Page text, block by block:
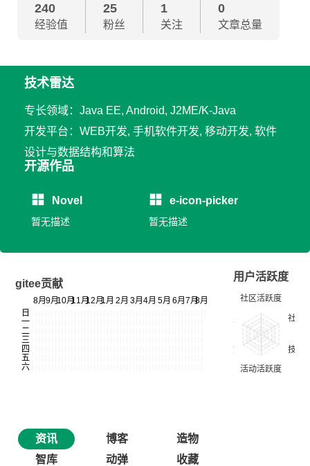
240
经验值
25
粉丝
1
关注
0
文章总量
技术雷达
专长领域：Java EE, Android, J2ME/K-Java
开发平台：WEB开发, 手机软件开发, 移动开发, 软件
设计与数据结构和算法
开源作品
Novel
暂无描述
e-icon-picker
暂无描述
gitee贡献
用户活跃度
资讯 博客
造物
智库
动弹
收藏